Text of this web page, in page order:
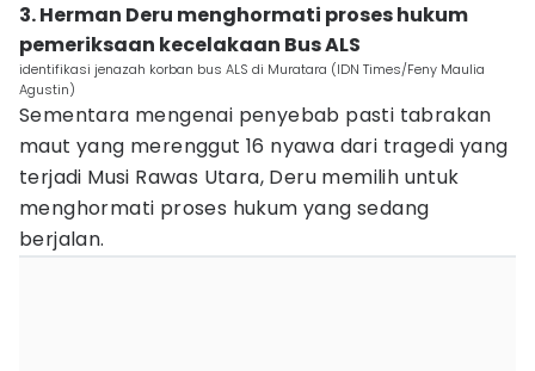
3. Herman Deru menghormati proses hukum
pemeriksaan kecelakaan Bus ALS
identifikasi jenazah korban bus ALS di Muratara (IDN Times/Feny Maulia
Agustin)
Sementara mengenai penyebab pasti tabrakan
maut yang merenggut 16 nyawa dari tragedi yang
terjadi Musi Rawas Utara, Deru memilih untuk
menghormati proses hukum yang sedang
berjalan.